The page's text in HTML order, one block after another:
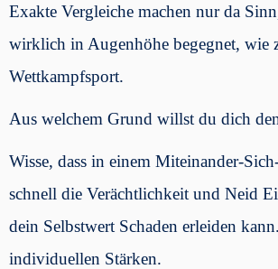
Exakte Vergleiche machen nur da
wirklich in Augenhöhe begegnet, wie
Wettkampfsport.
Aus welchem Grund willst du dich
Wisse, dass in einem Miteinander-
schnell die Verächtlichkeit und Neid
dein Selbstwert Schaden erleiden
individuellen Stärken.